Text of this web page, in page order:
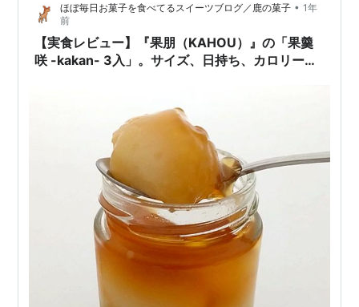
ほぼ毎日お菓子を食べてるスイーツブログ／鹿の菓子 • 1年
前
【実食レビュー】『果朋（KAHOU）』の「果羹
咲 -kakan- 3入」。サイズ、日持ち、カロリーな